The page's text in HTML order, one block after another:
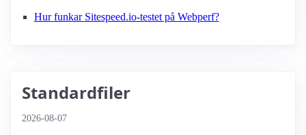
Hur funkar Sitespeed.io-testet på Webperf?
Standardfiler
2026-08-07